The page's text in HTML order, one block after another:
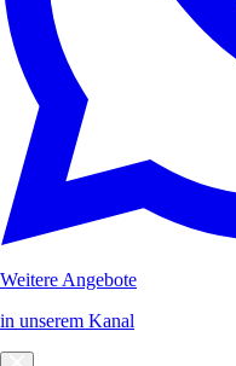
Weitere Angebote
in unserem Kanal